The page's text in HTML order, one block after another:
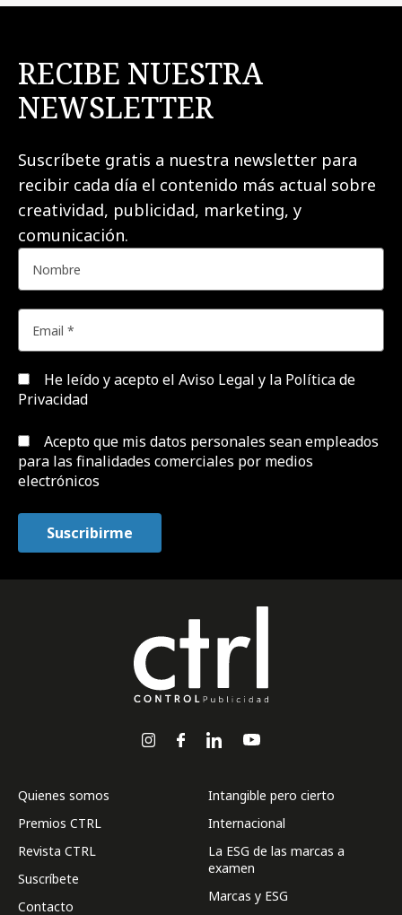
RECIBE NUESTRA
NEWSLETTER
Suscríbete gratis a nuestra newsletter para
recibir cada día el contenido más actual sobre
creatividad, publicidad, marketing, y
comunicación.
He leído y acepto el Aviso Legal y la Política de
Privacidad
Acepto que mis datos personales sean empleados
para las finalidades comerciales por medios
electrónicos
Quienes somos
Premios CTRL
Revista CTRL
Suscríbete
Contacto
Intangible pero cierto
Internacional
La ESG de las marcas a
examen
Marcas y ESG